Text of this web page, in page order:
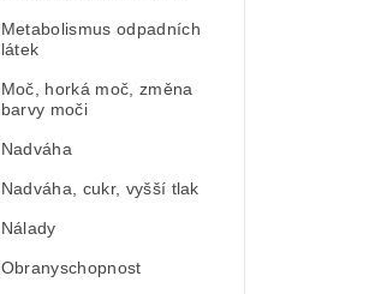
Metabolismus odpadních
látek
Moč, horká moč, změna
barvy moči
Nadváha
Nadváha, cukr, vyšší tlak
Nálady
Obranyschopnost